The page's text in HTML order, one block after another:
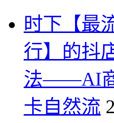
时下【最
行】的抖
法——AI
卡自然流